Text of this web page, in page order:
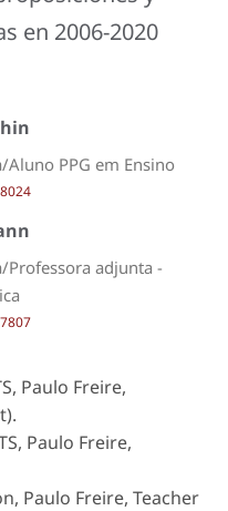
en 2006-2020
PPG em Ensino
Professora adjunta -
Paulo Freire,
Paulo Freire,
Paulo Freire, Teacher